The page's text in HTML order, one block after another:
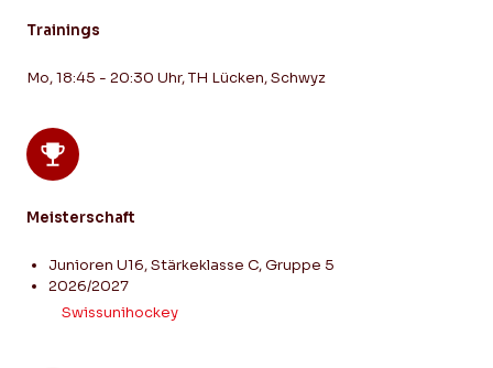
Trainings
Mo, 18:45 - 20:30 Uhr, TH Lücken, Schwyz
Meisterschaft
Junioren U16, Stärkeklasse C, Gruppe 5
2026/2027
Swissunihockey